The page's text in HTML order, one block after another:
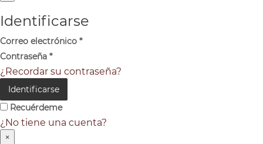
Identificarse
Correo electrónico *
Contraseña *
¿Recordar su contraseña?
Identificarse
Recuérdeme
¿No tiene una cuenta?
×